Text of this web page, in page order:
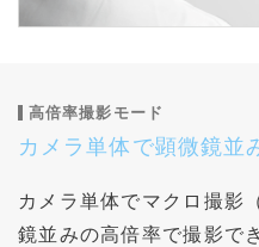
高倍率撮影モード
カメラ単体で顕微鏡並
カメラ単体でマクロ撮影
鏡並みの高倍率で撮影で